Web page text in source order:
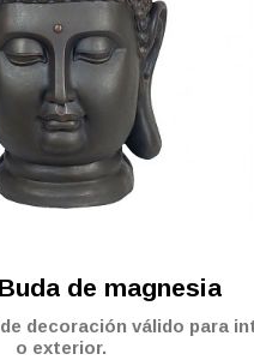
de magnesia
decoración válido para
o exterior.